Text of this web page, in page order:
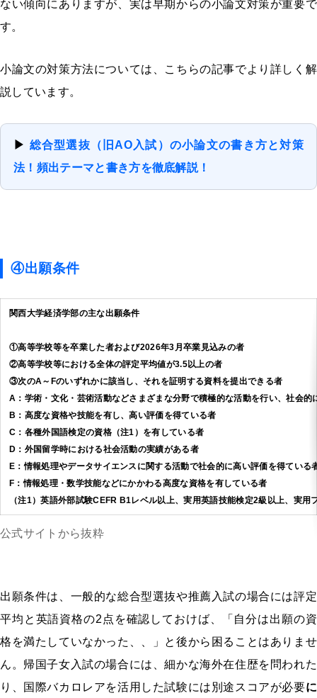
ない傾向にありますが、実は早期からの小論文対策が重要で
す。
小論文の対策方法については、こちらの記事でより詳しく解
説しています。
▶ 総合型選抜（旧AO入試）の小論文の書き方と対策
法！頻出テーマと書き方を徹底解説！
④出願条件
関西大学経済学部の主な出願条件
①高等学校等を卒業した者および2026年3月卒業見込みの者
②高等学校等における全体の評定平均値が3.5以上の者
③次のA～Fのいずれかに該当し、それを証明する資料を提出できる者
A：学術・文化・芸術活動などさまざまな分野で積極的な活動を行い、社会的
B：高度な資格や技能を有し、高い評価を得ている者
C：各種外国語検定の資格（注1）を有している者
D：外国留学時における社会活動の実績がある者
E：情報処理やデータサイエンスに関する活動で社会的に高い評価を得ている
F：情報処理・数学技能などにかかわる高度な資格を有している者
（注1）英語外部試験CEFR B1レベル以上、実用英語技能検定2級以上、実
公式サイトから抜粋
出願条件は、一般的な総合型選抜や推薦入試の場合には評定
平均と英語資格の2点を確認しておけば、「自分は出願の資
格を満たしていなかった、、」と後から困ることはありませ
ん。帰国子女入試の場合には、細かな海外在住歴を問われた
り、国際バカロレアを活用した試験には別途スコアが必要に